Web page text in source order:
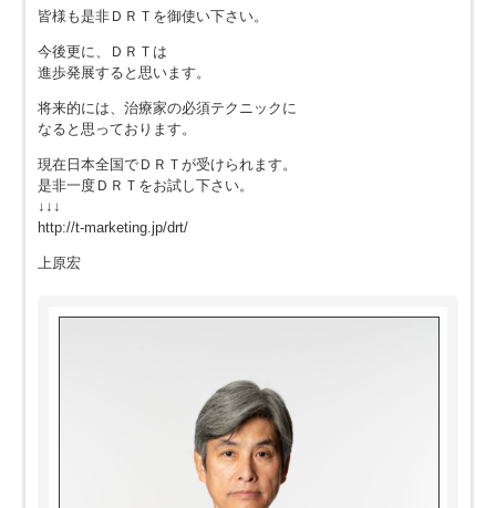
皆様も是非ＤＲＴを御使い下さい。
今後更に、ＤＲＴは
進歩発展すると思います。
将来的には、治療家の必須テクニックに
なると思っております。
現在日本全国でＤＲＴが受けられます。
是非一度ＤＲＴをお試し下さい。
↓↓↓
http://t-marketing.jp/drt/
上原宏